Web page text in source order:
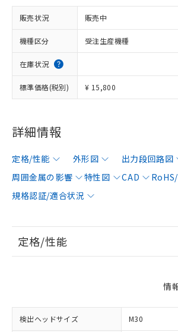
販売状況 販売中
機種区分 受注生産機種
在庫状況
標準価格(税別) ¥ 15,800
詳細情報
定格/性能 外形図 出力段回路図
周囲金属の影響
特性図 CAD
規格認証/適合状況
定格/性能
情
検出ヘッドサイズ M30